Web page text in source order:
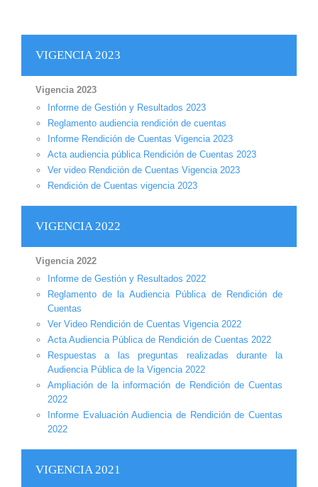
VIGENCIA 2023
Vigencia 2023
Informe de Gestión y Resultados 2023
Reglamento audiencia rendición de cuentas
Informe Rendición de Cuentas Vigencia 2023
Acta audiencia pública Rendición de Cuentas 2023
Ver video Rendición de Cuentas Vigencia 2023
Rendición de Cuentas vigencia 2023
VIGENCIA 2022
Vigencia 2022
Informe de Gestión y Resultados 2022
Reglamento de la Audiencia Pública de Rendición de
Cuentas
Ver Video Rendición de Cuentas Vigencia 2022
Acta Audiencia Pública de Rendición de Cuentas 2022
Respuestas a las preguntas realizadas durante la
Audiencia Pública de la Vigencia 2022
Ampliación de la información de Rendición de Cuentas
2022
Informe Evaluación Audiencia de Rendición de Cuentas
2022
VIGENCIA 2021